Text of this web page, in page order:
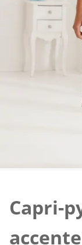
Capri-